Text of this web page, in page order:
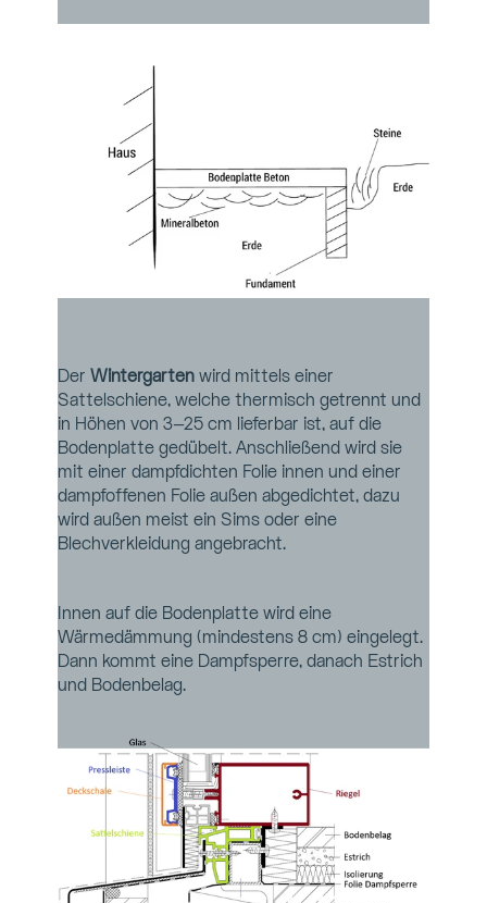
Der Wintergarten wird mittels einer
Sattelschiene, welche thermisch getrennt und
in Höhen von 3–25 cm lieferbar ist, auf die
Bodenplatte gedübelt. Anschließend wird sie
mit einer dampfdichten Folie innen und einer
dampfoffenen Folie außen abgedichtet, dazu
wird außen meist ein Sims oder eine
Blechverkleidung angebracht.
Innen auf die Bodenplatte wird eine
Wärmedämmung (mindestens 8 cm) eingelegt.
Dann kommt eine Dampfsperre, danach Estrich
und Bodenbelag.